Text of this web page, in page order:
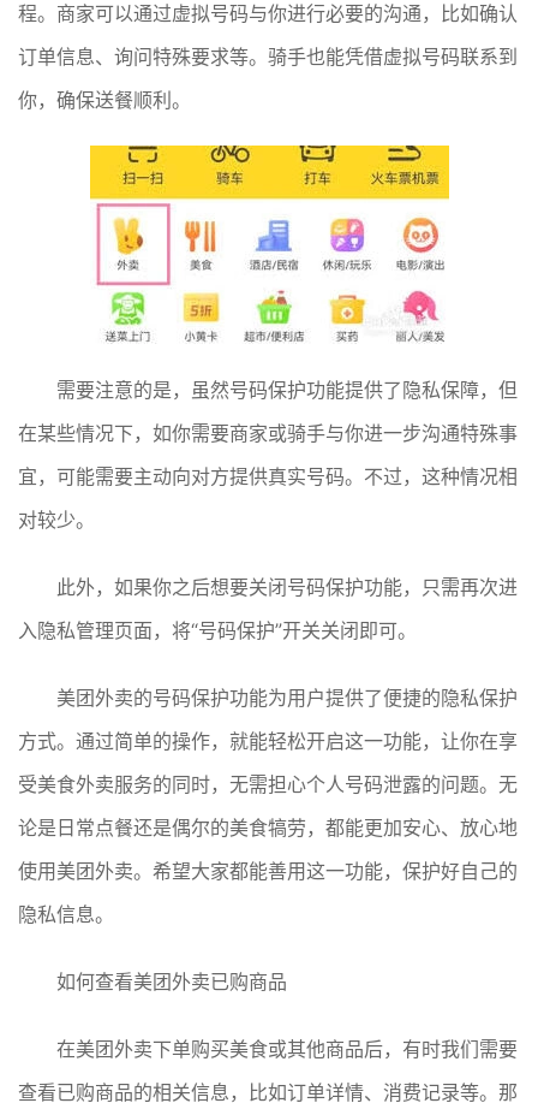
程。商家可以通过虚拟号码与你进行必要的沟通，比如确认
订单信息、询问特殊要求等。骑手也能凭借虚拟号码联系到
你，确保送餐顺利。
需要注意的是，虽然号码保护功能提供了隐私保障，但
在某些情况下，如你需要商家或骑手与你进一步沟通特殊事
宜，可能需要主动向对方提供真实号码。不过，这种情况相
对较少。
此外，如果你之后想要关闭号码保护功能，只需再次进
入隐私管理页面，将“号码保护”开关关闭即可。
美团外卖的号码保护功能为用户提供了便捷的隐私保护
方式。通过简单的操作，就能轻松开启这一功能，让你在享
受美食外卖服务的同时，无需担心个人号码泄露的问题。无
论是日常点餐还是偶尔的美食犒劳，都能更加安心、放心地
使用美团外卖。希望大家都能善用这一功能，保护好自己的
隐私信息。
如何查看美团外卖已购商品
在美团外卖下单购买美食或其他商品后，有时我们需要
查看已购商品的相关信息，比如订单详情、消费记录等。那